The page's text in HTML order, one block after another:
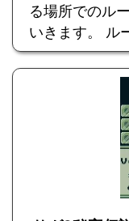
る場所でのル
いきます。 ル